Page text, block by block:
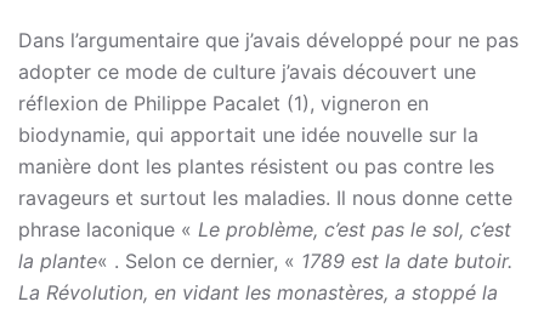
Dans l’argumentaire que j’avais développé pour ne pas
adopter ce mode de culture j’avais découvert une
réflexion de Philippe Pacalet (1), vigneron en
biodynamie, qui apportait une idée nouvelle sur la
manière dont les plantes résistent ou pas contre les
ravageurs et surtout les maladies. Il nous donne cette
phrase laconique « Le problème, c’est pas le sol, c’est
la plante« . Selon ce dernier, « 1789 est la date butoir.
La Révolution, en vidant les monastères, a stoppé la